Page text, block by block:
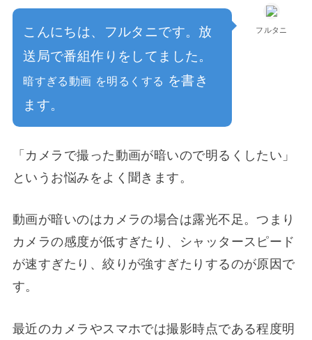
フルタニ
こんにちは、フルタニです。放
送局で番組作りをしてました。
暗すぎる動画 を明るくする を書き
ます。
「カメラで撮った動画が暗いので明るくしたい」
というお悩みをよく聞きます。
動画が暗いのはカメラの場合は露光不足。つまり
カメラの感度が低すぎたり、シャッタースピード
が速すぎたり、絞りが強すぎたりするのが原因で
す。
最近のカメラやスマホでは撮影時点である程度明